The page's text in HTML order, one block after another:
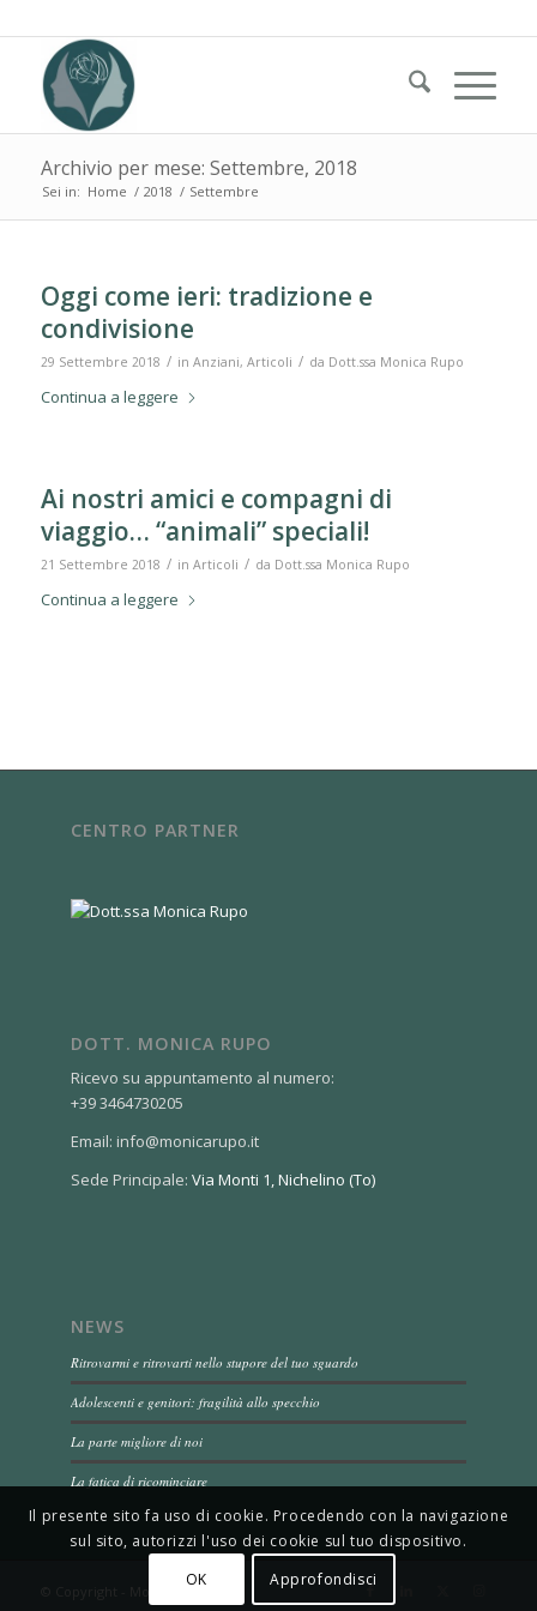
Archivio per mese: Settembre, 2018
Sei in: Home / 2018 / Settembre
Oggi come ieri: tradizione e
condivisione
29 Settembre 2018 / in Anziani, Articoli / da Dott.ssa Monica Rupo
Continua a leggere
Ai nostri amici e compagni di
viaggio… “animali” speciali!
21 Settembre 2018 / in Articoli / da Dott.ssa Monica Rupo
Continua a leggere
CENTRO PARTNER
DOTT. MONICA RUPO
Ricevo su appuntamento al numero:
+39 3464730205
Email: info@monicarupo.it
Sede Principale:Via Monti 1, Nichelino (To)
NEWS
Ritrovarmi e ritrovarti nello stupore del tuo sguardo
Adolescenti e genitori: fragilità allo specchio
La parte migliore di noi
La fatica di ricominciare
© Copyright - Monica Rupo
Il presente sito fa uso di cookie. Procedendo con la navigazione
sul sito, autorizzi l'uso dei cookie sul tuo dispositivo.
OK
Approfondisci